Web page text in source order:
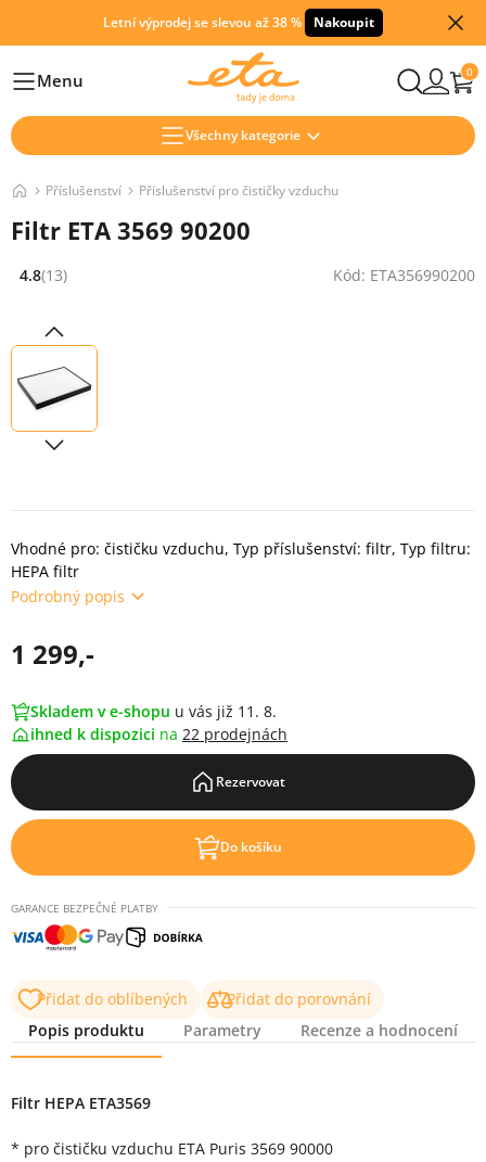
Letní výprodej se slevou až 38 % Nakoupit
HlavníMenu 0
Všechny kategorie
Příslušenství Příslušenství pro čističky vzduchu
Filtr ETA 3569 90200
Hodnocení: 4.8 z 5 (13 recenzí)
4.8(13) Kód: ETA356990200
Vhodné pro: čističku vzduchu, Typ příslušenství: filtr, Typ filtru:
HEPA filtr
Podrobný popis
1 299,-
Skladem v e-shopu u vás již 11. 8.
ihned k dispozici na 22 prodejnách
Rezervovat
Do košíku
GARANCE BEZPEČNÉ PLATBY
Přidat do oblíbených
Přidat do porovnání
Popis produktu
Parametry Recenze a hodnocení
Filtr HEPA ETA3569
* pro čističku vzduchu ETA Puris 3569 90000